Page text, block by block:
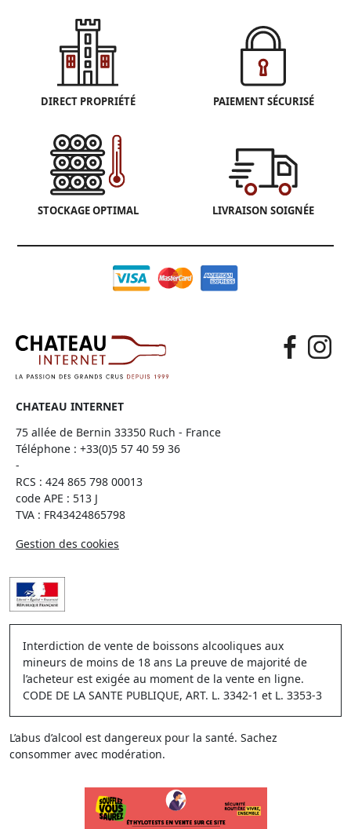
DIRECT PROPRIÉTÉ PAIEMENT SÉCURISÉ
STOCKAGE OPTIMAL LIVRAISON SOIGNÉE
CHATEAU INTERNET
75 allée de Bernin 33350 Ruch - France
Téléphone : +33(0)5 57 40 59 36
-
RCS : 424 865 798 00013
code APE : 513 J
TVA : FR43424865798
Gestion des cookies
Interdiction de vente de boissons alcooliques aux
mineurs de moins de 18 ans La preuve de majorité de
l’acheteur est exigée au moment de la vente en ligne.
CODE DE LA SANTE PUBLIQUE, ART. L. 3342-1 et L. 3353-3
L’abus d’alcool est dangereux pour la santé. Sachez
consommer avec modération.